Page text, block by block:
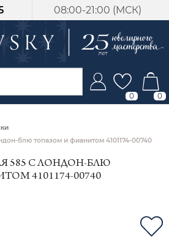
08:00-21:00 (МСК)
0 0
топазом и фианитом 4101174-00740
585 С ЛОНДОН‑БЛЮ
4101174-00740
15 дней с